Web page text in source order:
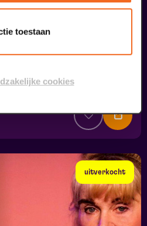
toestaan
cookies
uitverkocht